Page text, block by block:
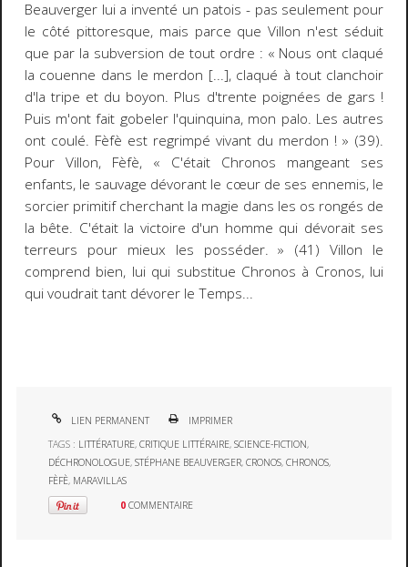
Beauverger lui a inventé un patois - pas seulement pour
le côté pittoresque, mais parce que Villon n'est séduit
que par la subversion de tout ordre : « Nous ont claqué
la couenne dans le merdon [...], claqué à tout clanchoir
d'la tripe et du boyon. Plus d'trente poignées de gars !
Puis m'ont fait gobeler l'quinquina, mon palo. Les autres
ont coulé. Fèfè est regrimpé vivant du merdon ! » (39).
Pour Villon, Fèfè, « C'était Chronos mangeant ses
enfants, le sauvage dévorant le cœur de ses ennemis, le
sorcier primitif cherchant la magie dans les os rongés de
la bête. C'était la victoire d'un homme qui dévorait ses
terreurs pour mieux les posséder. » (41) Villon le
comprend bien, lui qui substitue Chronos à Cronos, lui
qui voudrait tant dévorer le Temps...
LIEN PERMANENT
IMPRIMER
TAGS : LITTÉRATURE,CRITIQUE LITTÉRAIRE,SCIENCE-FICTION,
DÉCHRONOLOGUE,STÉPHANE BEAUVERGER,CRONOS,CHRONOS,
FÈFÈ, MARAVILLAS
0 COMMENTAIRE